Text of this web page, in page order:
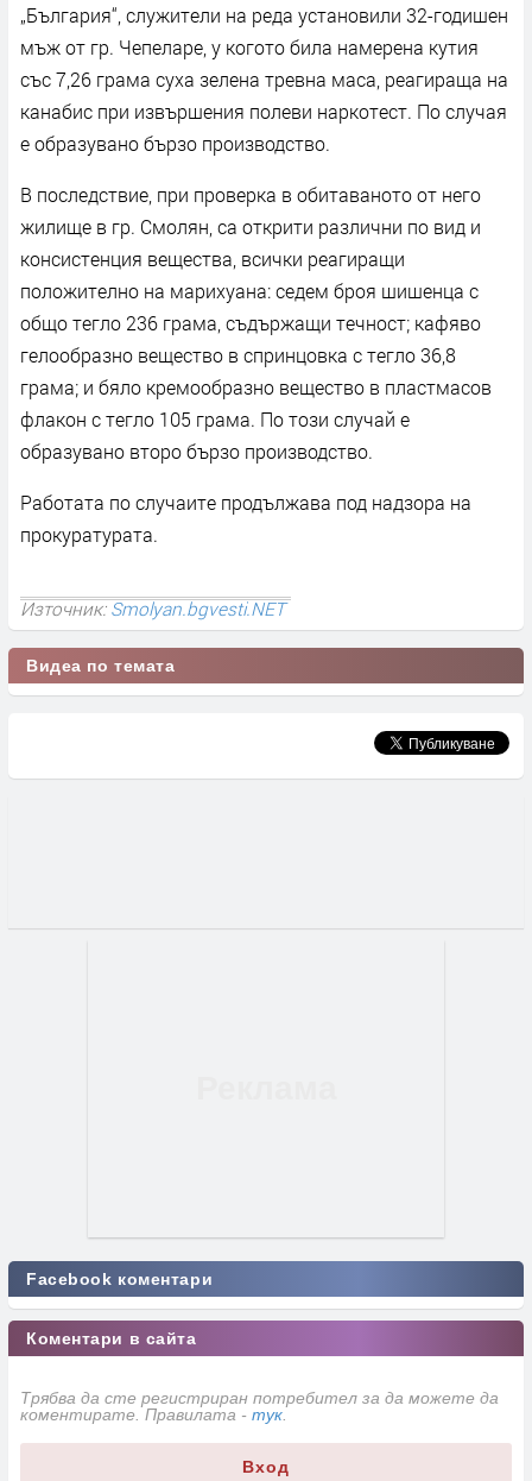
„България“, служители на реда установили 32-годишен
мъж от гр. Чепеларе, у когото била намерена кутия
със 7,26 грама суха зелена тревна маса, реагираща на
канабис при извършения полеви наркотест. По случая
е образувано бързо производство.
В последствие, при проверка в обитаваното от него
жилище в гр. Смолян, са открити различни по вид и
консистенция вещества, всички реагиращи
положително на марихуана: седем броя шишенца с
общо тегло 236 грама, съдържащи течност; кафяво
гелообразно вещество в спринцовка с тегло 36,8
грама; и бяло кремообразно вещество в пластмасов
флакон с тегло 105 грама. По този случай е
образувано второ бързо производство.
Работата по случаите продължава под надзора на
прокуратурата.
Източник:Smolyan.bgvesti.NET
Видеа по темата
Facebook коментари
Коментари в сайта
Трябва да сте регистриран потребител за да можете да
коментирате. Правилата - тук
Вход